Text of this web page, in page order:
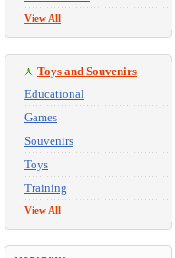
View All
Toys and Souvenirs
Educational
Games
Souvenirs
Toys
Training
View All